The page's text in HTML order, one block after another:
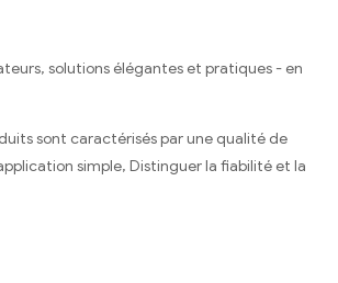
solutions élégantes et pratiques - en
sont caractérisés par une qualité de
simple, Distinguer la fiabilité et la